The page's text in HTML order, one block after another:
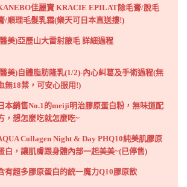
佳麗寶 KRACIE EPILAT除毛膏/脫毛
/順理毛髮乳霜(樂天可日本直送摟!)
美)亞歷山大雷射腋毛 詳細過程
美)自體脂肪隆乳(1/2)-內心糾葛及手術過程(無
無18禁，可安心服用!)
本銷售No.1的meiji明治膠原蛋白粉，無味道配
，想怎麼吃就怎麼吃~
Collagen Night & Day PHQ10純美肌膠原
白，讓肌膚跟身體內部一起美美~(已停售)
有超多膠原蛋白的統一魔力Q10膠原飲